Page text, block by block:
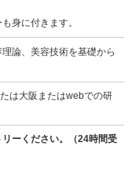
身に付きます。
論、美容技術を基礎から
は大阪またはwebでの研
ーください。（24時間受